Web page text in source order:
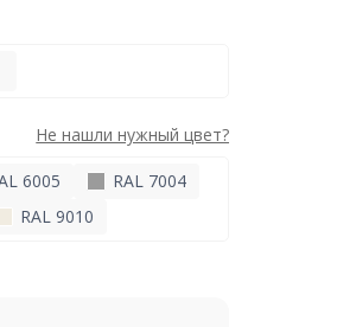
Не нашли нужный цвет?
6005
RAL 7004
RAL 9010